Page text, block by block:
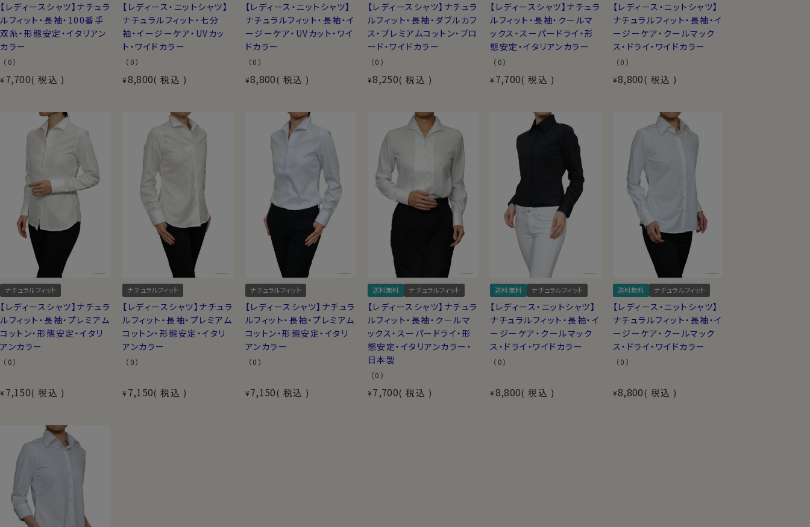
【レディースシャツ】ナチュラ
ルフィット・長袖・100番手
双糸・形態安定・イタリアン
カラー
（0）
¥ 7,700 税込
【レディース・ニットシャツ】
ナチュラルフィット・七分
袖・イージーケア・UVカッ
ト・ワイドカラー
（0）
¥8,800 税込
【レディース・ニットシャツ】
ナチュラルフィット・長袖・イ
ージーケア・UVカット・ワイ
ドカラー
（0）
¥8,800 税込
【レディースシャツ】ナチュラ
ルフィット・長袖・ダブルカフ
ス・プレミアムコットン・ブロ
ード・ワイドカラー
（0）
¥8,250 税込
【レディースシャツ】ナチュラ
ルフィット・長袖・クールマ
ックス・スーパードライ・形
態安定・イタリアンカラー
（0）
¥ 7,700 税込
【レディース・ニットシャツ】
ナチュラルフィット・長袖・イ
ージーケア・クールマック
ス・ドライ・ワイドカラー
（0）
¥8,800 税込
ナチュラルフィット
【レディースシャツ】ナチュラ
ルフィット・長袖・プレミアム
コットン・形態安定・イタリ
アンカラー
（0）
¥ 7,150 税込
ナチュラルフィット
【レディースシャツ】ナチュラ
ルフィット・長袖・プレミアム
コットン・形態安定・イタリ
アンカラー
（0）
¥ 7,150 税込
ナチュラルフィット
【レディースシャツ】ナチュラ
ルフィット・長袖・プレミアム
コットン・形態安定・イタリ
アンカラー
（0）
¥7,150 税込
送料無料 ナチュラルフィット
【レディースシャツ】ナチュラ
ルフィット・長袖・クールマ
ックス・スーパードライ・形
態安定・イタリアンカラー・
日本製
（0）
¥7,700 税込
送料無料 ナチュラルフィット
【レディース・ニットシャツ】
ナチュラルフィット・長袖・イ
ージーケア・クールマック
ス・ドライ・ワイドカラー
（0）
¥8,800 税込
送料無料 ナチュラルフィット
【レディース・ニットシャツ】
ナチュラルフィット・長袖・イ
ージーケア・クールマック
ス・ドライ・ワイドカラー
（0）
¥8,800 税込